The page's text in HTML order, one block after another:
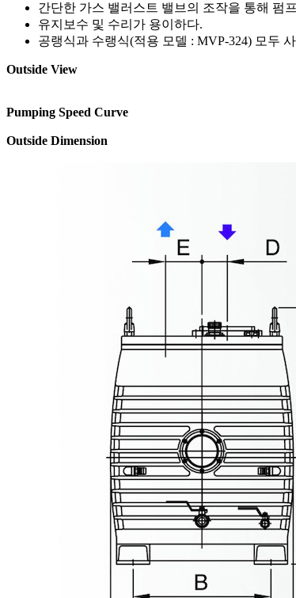
간단한 가스 밸러스트 밸브의 조작을 통해 펌
유지보수 및 수리가 용이하다.
공랭식과 수랭식(적용 모델 : MVP-324) 모두
Outside View
Pumping Speed Curve
Outside Dimension